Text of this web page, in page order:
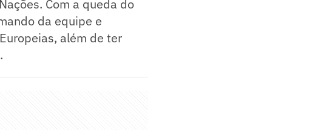
Com a queda do
da equipe e
além de ter
.